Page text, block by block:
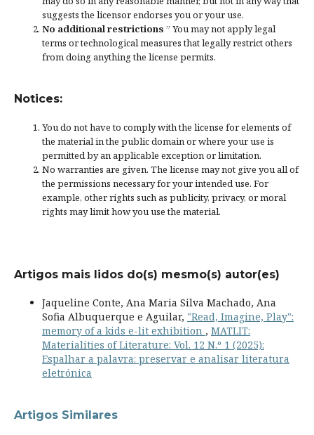
suggests the licensor endorses you or your use.
No additional restrictions ” You may not apply legal
terms ortechnological measuresthat legally restrict others
from doing anything the license permits.
Notices:
You do not have to comply with the license for elements of
the material in the public domain or where your use is
permitted by an applicable exception or limitation.
No warranties are given. The license may not give you all of
the permissions necessary for your intended use. For
example, other rights such as publicity, privacy, or moral
rights may limit how you use the material.
Artigos mais lidos do(s) mesmo(s) autor(es)
Jaqueline Conte, Ana Maria Silva Machado, Ana
Sofia Albuquerque e Aguilar, "Read, Imagine, Play":
memory of a kids e-lit exhibition , MATLIT:
Materialities of Literature: Vol. 12 N.º 1 (2025):
Espalhar a palavra: preservar e analisar literatura
eletrónica
Artigos Similares